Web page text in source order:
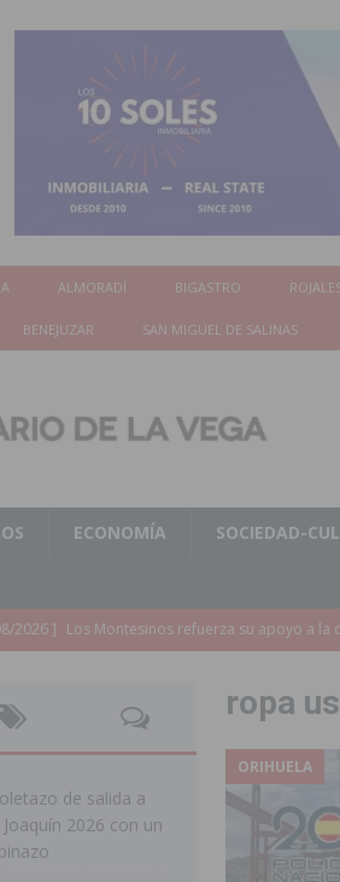
ALMORADÍ BIGASTRO
BENEJUZAR SAN MIGUEL DE SALINAS
ECONOMÍA SOCIEDAD-
2026 ] Los Montesinos refuerza su apoyo a
2026 ] Orihuela organiza un concierto
Country Club
ORIHUELA
2026 ] El Ayuntamiento de Almoradí mejora la
ropa
ORIHUELA
de salida a
2026 con un